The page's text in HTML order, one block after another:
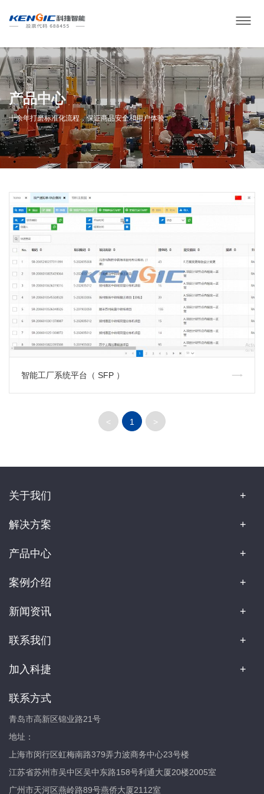
产品中心
十余年打磨标准化流程，保证商品安全和用户体验
智能工厂系统平台（ SFP ）
< 1 >
关于我们
解决方案
产品中心
案例介绍
新闻资讯
联系我们
加入科捷
联系方式
青岛市高新区锦业路21号
地址：
上海市闵行区虹梅南路379弄力波商务中心23号楼
江苏省苏州市吴中区吴中东路158号利通大厦20楼2005室
广州市天河区燕岭路89号燕侨大厦2112室